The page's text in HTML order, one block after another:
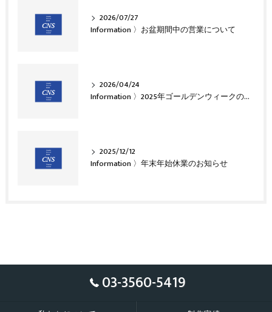
2026/07/27
Information 〉お盆期間中の営業について
2026/04/24
Information 〉2025年ゴールデンウィークのお知らせ
2025/12/12
Information 〉年末年始休業のお知らせ
03-3560-5419